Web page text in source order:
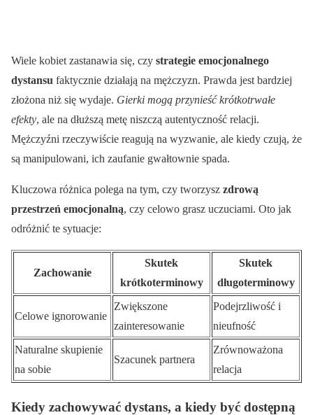
Wiele kobiet zastanawia się, czy strategie emocjonalnego
dystansu faktycznie działają na mężczyzn. Prawda jest bardziej
złożona niż się wydaje. Gierki mogą przynieść krótkotrwałe
efekty, ale na dłuższą metę niszczą autentyczność relacji.
Mężczyźni rzeczywiście reagują na wyzwanie, ale kiedy czują, że
są manipulowani, ich zaufanie gwałtownie spada.
Kluczowa różnica polega na tym, czy tworzysz zdrową
przestrzeń emocjonalną, czy celowo grasz uczuciami. Oto jak
odróżnić te sytuacje:
Zachowanie
Skutek
krótkoterminowy
Skutek
długoterminowy
Celowe ignorowanie
Zwiększone
zainteresowanie
Podejrzliwość i
nieufność
Naturalne skupienie
na sobie
Szacunek partnera
Zrównoważona
relacja
Kiedy zachowywać dystans, a kiedy być dostępną